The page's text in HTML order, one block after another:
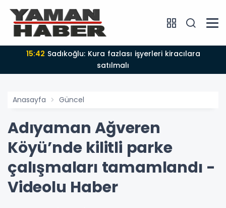
15:42
satılmalı
Anasayfa Güncel
Adıyaman Ağveren
Köyü’nde kilitli parke
çalışmaları tamamlandı -
Videolu Haber